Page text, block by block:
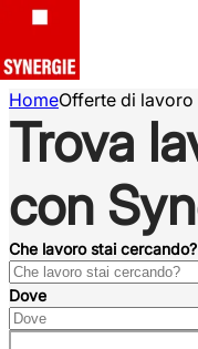
HomeOfferte di lavoro
Trova
con
Che lavoro stai cercando?
Dove